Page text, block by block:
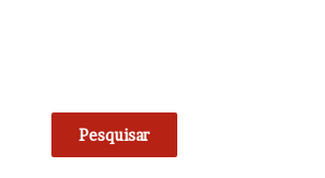
Pesquisar